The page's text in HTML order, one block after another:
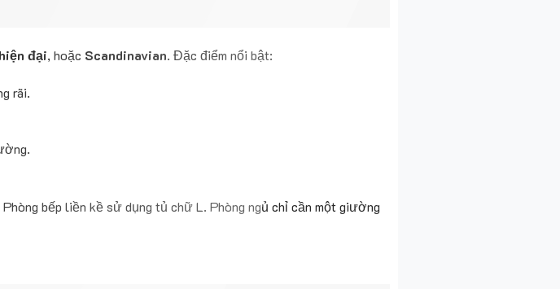
hiện đại, hoặc Scandinavian. Đặc điểm nổi bật:
rãi.
bếp liền kề sử dụng tủ chữ L. Phòng ngủ chỉ cần một giường